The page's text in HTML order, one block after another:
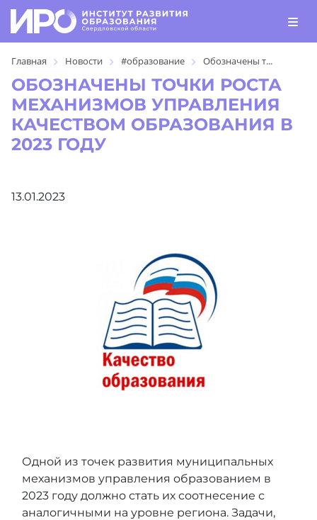
Главная Новости #образование Обозначены т...
ОБОЗНАЧЕНЫ ТОЧКИ РОСТА
МЕХАНИЗМОВ УПРАВЛЕНИЯ
КАЧЕСТВОМ ОБРАЗОВАНИЯ В
2023 ГОДУ
13.01.2023
Одной из точек развития муниципальных
механизмов управления образованием в
2023 году должно стать их соотнесение с
аналогичными на уровне региона. Задачи,